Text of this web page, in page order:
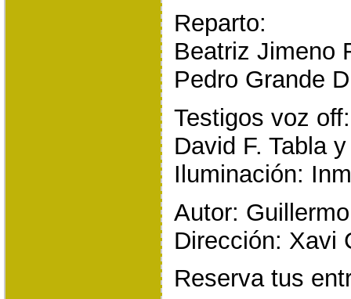
Reparto:
Beatriz Jimeno
Pedro Grande
Testigos voz
David F. Tabla
Iluminación:
Autor:
Dirección: Xavi
Reserva tus